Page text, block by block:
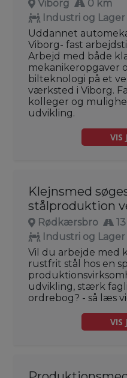
Viborg
0 km
Industri og Lager
Uddannet
Viborg- fast
Arbejd med både
mekanikeropgaver
bilteknologi på et
værksted i Viborg.
kolleger og
udvikling.
VIS
Klejnsmed
stålproduktion
Rødkærsbro
Industri og Lager
Vil du arbejde med
rustfrit stål hos en
udvikling, stærk
ordrebog? - så læs
VIS